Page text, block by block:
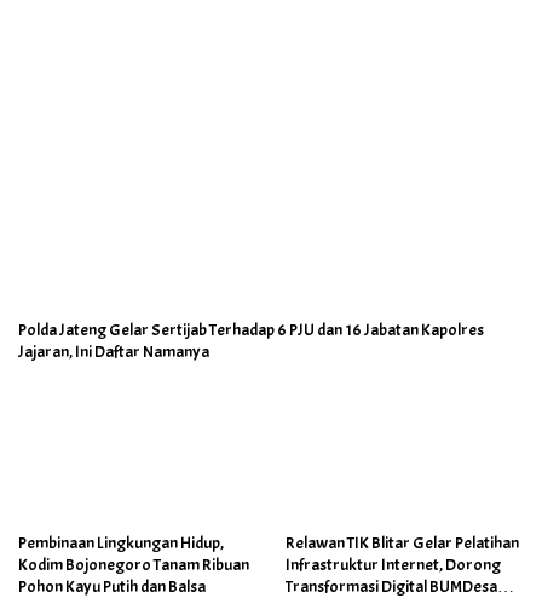
Polda Jateng Gelar Sertijab Terhadap 6 PJU dan 16 Jabatan Kapolres
Jajaran, Ini Daftar Namanya
Pembinaan Lingkungan Hidup,
Kodim Bojonegoro Tanam Ribuan
Pohon Kayu Putih dan Balsa
Relawan TIK Blitar Gelar Pelatihan
Infrastruktur Internet, Dorong
Transformasi Digital BUMDesa